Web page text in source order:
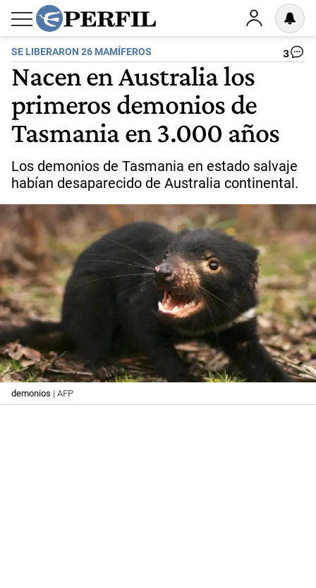
SE LIBERARON 26 MAMÍFEROS 3
Nacen en Australia los
primeros demonios de
Tasmania en 3.000 años
Los demonios de Tasmania en estado salvaje
habían desaparecido de Australia continental.
demonios | AFP